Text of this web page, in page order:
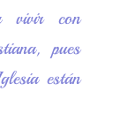
vivir con
pues
están